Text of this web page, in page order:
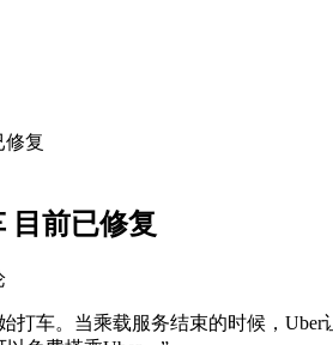
修复
目前已修复
打车。当乘载服务结束的时候，